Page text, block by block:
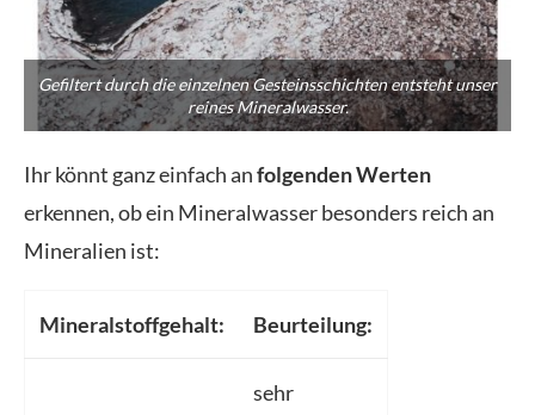
Gefiltert durch die einzelnen Gesteinsschichten entsteht unser
reines Mineralwasser.
Ihr könnt ganz einfach anfolgenden Werten
erkennen, ob ein Mineralwasser besonders reich an
Mineralien ist:
Mineralstoffgehalt: Beurteilung:
sehr